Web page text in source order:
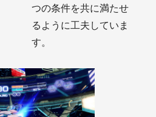
つの条件を共に満たせ
るように工夫していま
す。